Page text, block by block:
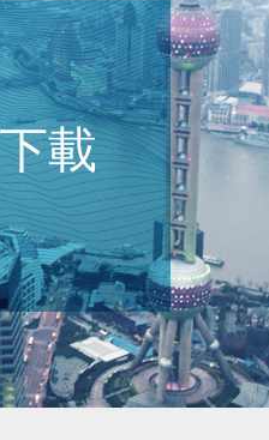
載